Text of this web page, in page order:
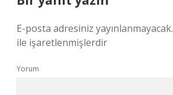
E-posta adresiniz yayınlanmayacak.
ile işaretlenmişlerdir
Yorum